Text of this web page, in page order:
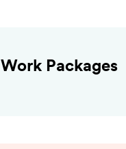
Work Packages